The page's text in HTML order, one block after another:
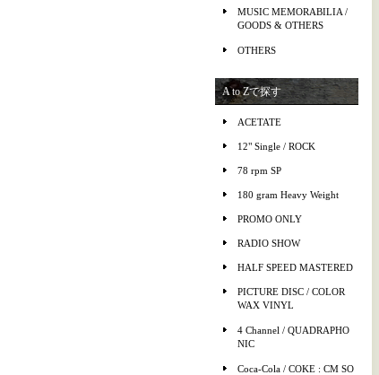
MUSIC MEMORABILIA /
GOODS & OTHERS
OTHERS
A to Zで探す
ACETATE
12" Single / ROCK
78 rpm SP
180 gram Heavy Weight
PROMO ONLY
RADIO SHOW
HALF SPEED MASTERED
PICTURE DISC / COLOR
WAX VINYL
4 Channel / QUADRAPHO
NIC
Coca-Cola / COKE : CM SO